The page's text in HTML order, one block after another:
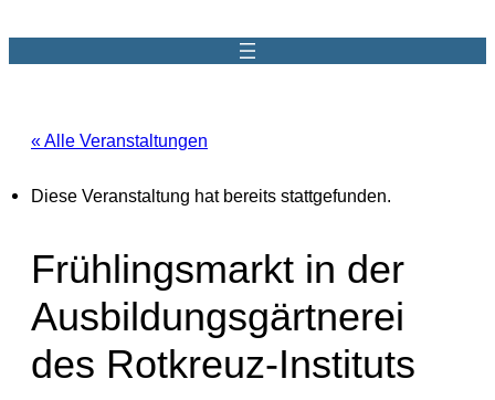
« Alle Veranstaltungen
Diese Veranstaltung hat bereits stattgefunden.
Frühlingsmarkt in der
Ausbildungsgärtnerei
des Rotkreuz-Instituts